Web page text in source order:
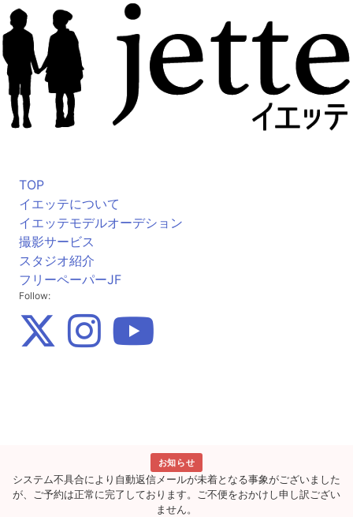
TOP
イエッテについて
イエッテモデルオーデション
撮影サービス
スタジオ紹介
フリーペーパーJF
Follow:
お知らせ
システム不具合により自動返信メールが未着となる事象がございました
が、ご予約は正常に完了しております。ご不便をおかけし申し訳ござい
ません。